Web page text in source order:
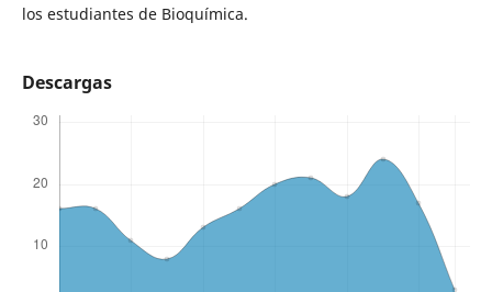
los estudiantes de Bioquímica.
Descargas